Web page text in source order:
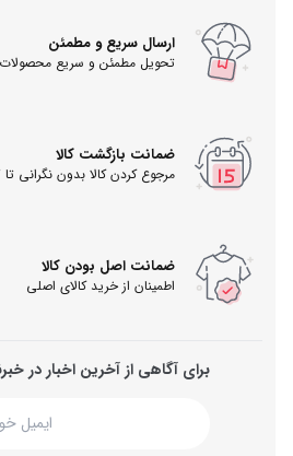
ارسال سریع و مطمئن
تحویل مطمئن و سریع محصولات
ضمانت بازگشت کالا
مرجوع کردن کالا بدون نگرانی تا 7 روز پس از دریافت
ضمانت اصل بودن کالا
اطمینان از خرید کالای اصلی
برای آگاهی از آخرین اخبار در